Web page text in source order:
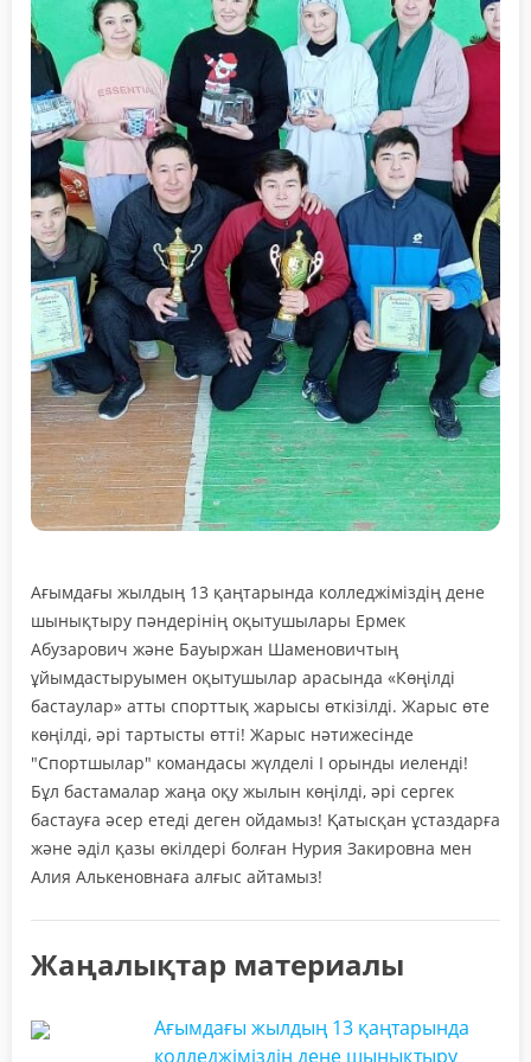
Ағымдағы жылдың 13 қаңтарында колледжіміздің дене
шынықтыру пәндерінің оқытушылары Ермек
Абузарович және Бауыржан Шаменовичтың
ұйымдастыруымен оқытушылар арасында «Көңілді
бастаулар» атты спорттық жарысы өткізілді. Жарыс өте
көңілді, әрі тартысты өтті! Жарыс нәтижесінде
"Спортшылар" командасы жүлделі I орынды иеленді!
Бұл бастамалар жаңа оқу жылын көңілді, әрі сергек
бастауға әсер етеді деген ойдамыз! Қатысқан ұстаздарға
және әділ қазы өкілдері болған Нурия Закировна мен
Алия Алькеновнаға алғыс айтамыз!
Жаңалықтар материалы
Ағымдағы жылдың 13 қаңтарында
колледжіміздің дене шынықтыру